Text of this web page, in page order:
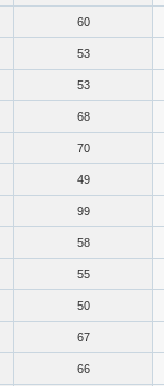
60
53
53
68
70
49
99
58
55
50
67
66